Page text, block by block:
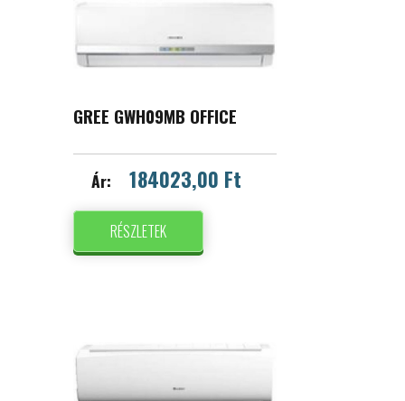
GREE GWH09MB OFFICE
Ár: 184023,00 Ft
RÉSZLETEK